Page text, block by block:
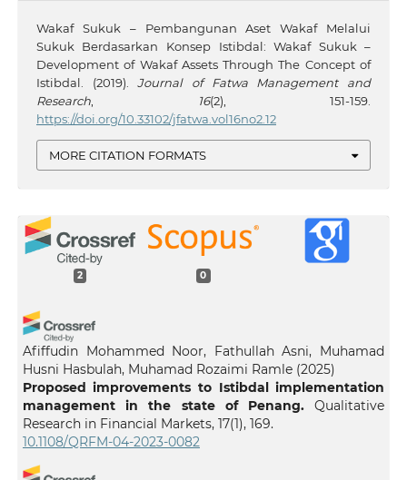
Wakaf Sukuk – Pembangunan Aset Wakaf Melalui
Sukuk Berdasarkan Konsep Istibdal: Wakaf Sukuk –
Development of Wakaf Assets Through The Concept of
Istibdal. (2019).Journal of Fatwa Management and
Research, 16(2), 151-159.
https://doi.org/10.33102/jfatwa.vol16no2.12
MORE CITATION FORMATS
2 0
Afiffudin Mohammed Noor, Fathullah Asni, Muhamad
Husni Hasbulah, Muhamad Rozaimi Ramle (2025)
Proposed improvements to Istibdal implementation
management in the state of Penang.
Qualitative
Research in Financial Markets, 17(1), 169.
10.1108/QRFM-04-2023-0082